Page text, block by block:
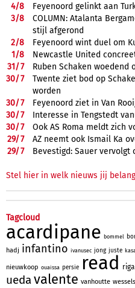
4/8
Feyenoord gelinkt aan
3/8
COLUMN: Atalanta
stijl afgerond
2/8
Feyenoord wint duel om
1/8
Newcastle United
31/7
Ruben Schaken woedend
30/7
Twente ziet bod op
worden
30/7
Feyenoord ziet in Van
30/7
Interesse in Tengstedt
30/7
Ook AS Roma meldt zich
29/7
AZ neemt ook Ismail Ka
29/7 Bevestigd: Sauer
Stel hier in welk nieuws jij
Tagcloud
acardipane bommel
hadj infantino ivanusec jong juste
nieuwkoop ouaissa persie read
uedavalente vanhoutte wessels